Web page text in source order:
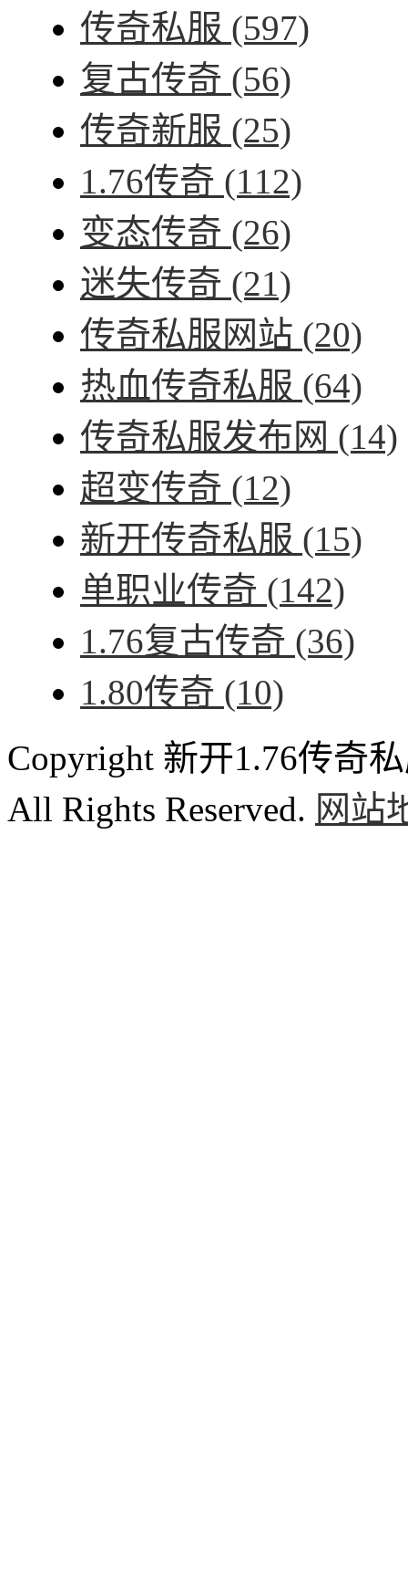
传奇私服 (597)
复古传奇 (56)
传奇新服 (25)
1.76传奇 (112)
变态传奇 (26)
迷失传奇 (21)
传奇私服网站 (20)
热血传奇私服 (64)
传奇私服发布网 (14)
超变传奇 (12)
新开传奇私服 (15)
单职业传奇 (142)
1.76复古传奇 (36)
1.80传奇 (10)
Copyright 新开1.76传奇
All Rights Reserved. 网站